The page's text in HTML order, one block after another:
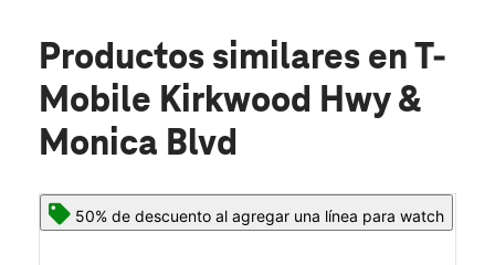
Productos similares en T-
Mobile Kirkwood Hwy &
Monica Blvd
50% de descuento al agregar una línea para watch